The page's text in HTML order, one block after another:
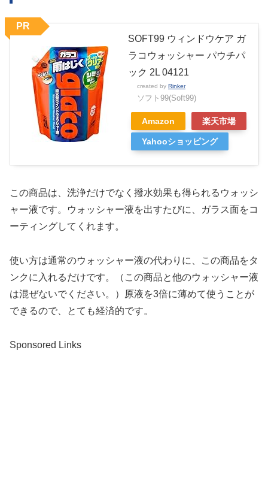
SOFT99 ウィンドウケア ガ
ラコウォッシャー パウチパ
ック 2L 04121
created by Rinker
ソフト99(Soft99)
Amazon 楽天市場
Yahooショッピング
PR
この商品は、洗浄だけでなく撥水効果も得られるウォッシ
ャー液です。ウォッシャー液を出すたびに、ガラス面をコ
ーティングしてくれます。
使い方は通常のウォッシャー液の代わりに、この商品をタ
ンクに入れるだけです。（この商品と他のウォッシャー液
は混ぜないでください。）原液を3倍に薄めて使うことが
できるので、とても経済的です。
Sponsored Links